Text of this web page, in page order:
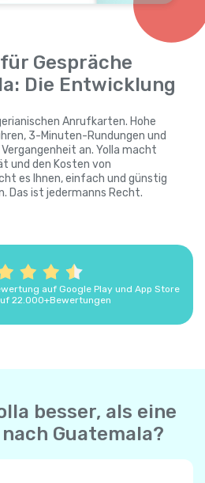
Gespräche
Die Entwicklung
Anrufkarten. Hohe
3-Minuten-Rundungen und
an. Yolla macht
und den Kosten von
es Ihnen, einfach und günstig
Das ist jedermanns Recht.
auf Google Play und App Store
22.000+Bewertungen
besser, als eine
Guatemala?